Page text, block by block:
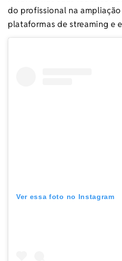
do profissional na
plataformas de streaming e
Ver essa foto no Instagram